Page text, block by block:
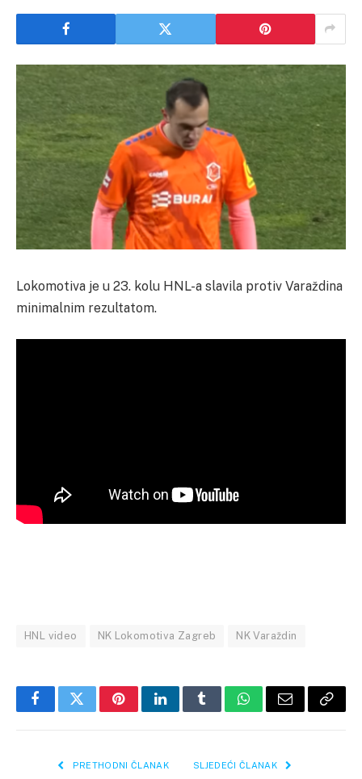
Lokomotiva je u 23. kolu HNL-a slavila protiv Varaždina
minimalnim rezultatom.
HNL video NK Lokomotiva Zagreb NK Varaždin
FacebookTwitterPinterestLinkedInTumblrWhatsApp
Email Copy
PRETHODNI ČLANAK SLJEDEĆI ČLANAK